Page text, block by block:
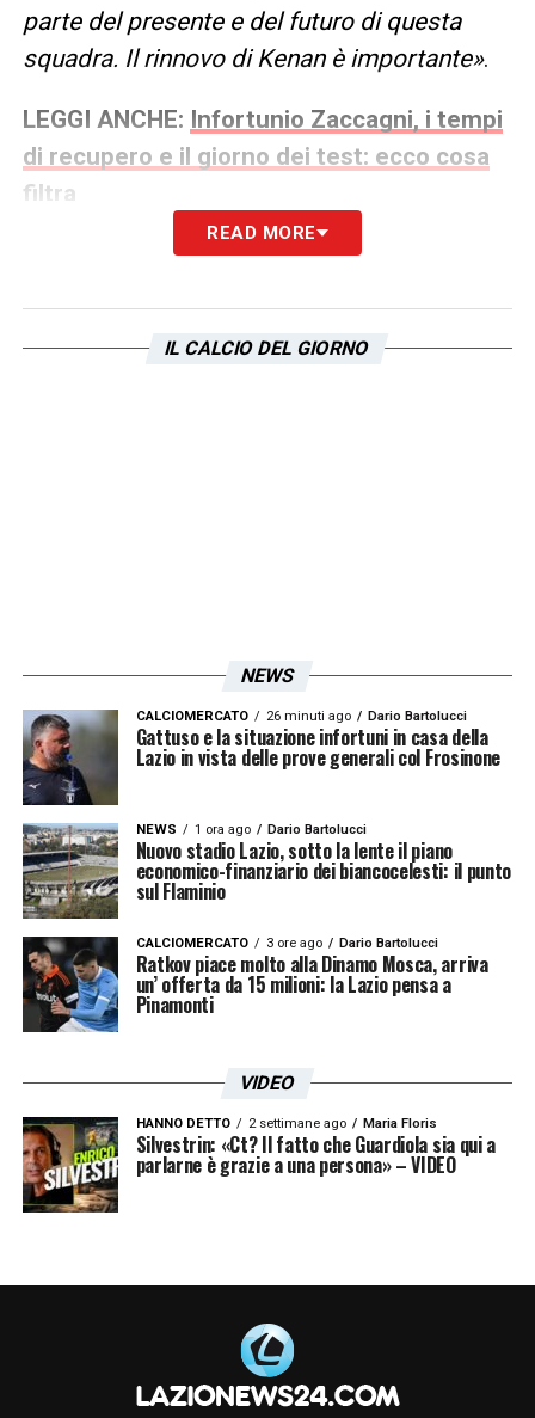
parte del presente e del futuro di questa
squadra. Il rinnovo di Kenan è importante».
LEGGI ANCHE: Infortunio Zaccagni, i tempi
di recupero e il giorno dei test: ecco cosa
filtra
Juve fa almeno un gol) è a quota 8.00su
SNAI.
La stessa giocata è quotata 1.02 suGoldbet
e Lottomatica
LA PLAYLIST DELLE NOSTRE TOP NEWS
READ MORE
IL CALCIO DEL GIORNO
NEWS
CALCIOMERCATO 26 minuti ago Dario Bartolucci
Gattuso e la situazione infortuni in casa della
Lazio in vista delle prove generali col Frosinone
NEWS 1 ora ago Dario Bartolucci
Nuovo stadio Lazio, sotto la lente il piano
economico-finanziario dei biancocelesti: il punto
sul Flaminio
CALCIOMERCATO 3 ore ago Dario Bartolucci
Ratkov piace molto alla Dinamo Mosca, arriva
un’ offerta da 15 milioni: la Lazio pensa a
Pinamonti
VIDEO
HANNO DETTO 2 settimane ago Maria Floris
Silvestrin: «Ct? Il fatto che Guardiola sia qui a
parlarne è grazie a una persona» – VIDEO